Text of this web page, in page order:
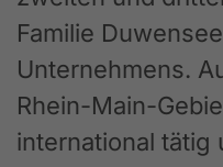
Familie
Unternehmens.
Rhein-Main-
international tätig